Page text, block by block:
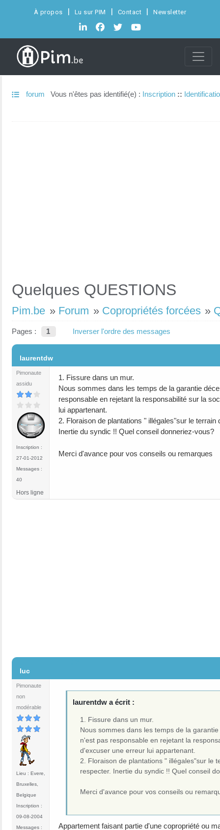
À propos Lu sur PIM Contact Newsletter
forum Vous n'êtes pas identifié(e) : Inscription ::
Quelques QUESTIONS
Pim.be » Forum » Copropriétés forcées »
Pages : 1 Inverser l'ordre des messages
laurentdw
Pimonaute
assidu
Inscription :
27-01-2012
Messages :
40
1. Fissure dans un mur.
Nous sommes dans les temps de la garantie
responsable en rejetant la responsabilité sur la
lui appartenant.
2. Floraison de plantations " illégales"sur le
Inertie du syndic !! Quel conseil donneriez-vous?
Merci d'avance pour vos conseils ou remarques
Hors ligne
luc
Pimonaute
non
modérable
Lieu : Evere,
Bruxelles,
Belgique
Inscription :
09-08-2004
Messages :
laurentdw a écrit :
1. Fissure dans un mur.
Nous sommes dans les temps de la
n'est pas responsable en rejetant la
d'excuser une erreur lui appartenant.
2. Floraison de plantations " illégales"sur le
respecter. Inertie du syndic !! Quel conseil
Merci d'avance pour vos conseils ou
Appartement faisant partie d'une copropriété ou